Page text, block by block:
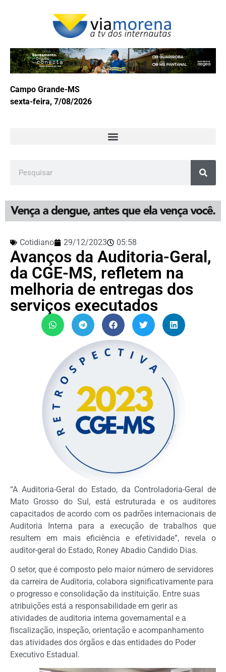
Campo Grande-MS
sexta-feira, 7/08/2026
Cotidiano 29/12/2023 05:58
Avanços da Auditoria-Geral,
da CGE-MS, refletem na
melhoria de entregas dos
serviços executados
“A Auditoria-Geral do Estado, da Controladoria-Geral de
Mato Grosso do Sul, está estruturada e os auditores
capacitados de acordo com os padrões internacionais de
Auditoria Interna para a execução de trabalhos que
resultem em mais eficiência e efetividade”, revela o
auditor-geral do Estado, Roney Abadio Candido Dias.
O setor, que é composto pelo maior número de servidores
da carreira de Auditoria, colabora significativamente para
o progresso e consolidação da instituição. Entre suas
atribuições está a responsabilidade em gerir as
atividades de auditoria interna governamental e a
fiscalização, inspeção, orientação e acompanhamento
das atividades dos órgãos e das entidades do Poder
Executivo Estadual.